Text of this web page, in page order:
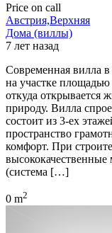
Price on call
Австрия,Верхняя
Дома (виллы)
7 лет назад
Современная вилла
на участке площадью
откуда
природу. Вилла
состоит из 3-ех
пространство
комфорт. При
(система […]
0 m2